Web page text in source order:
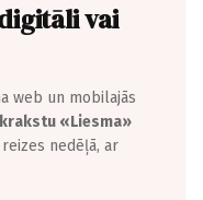
vai
web un mobilajās
«Liesma»
nedēļā, ar